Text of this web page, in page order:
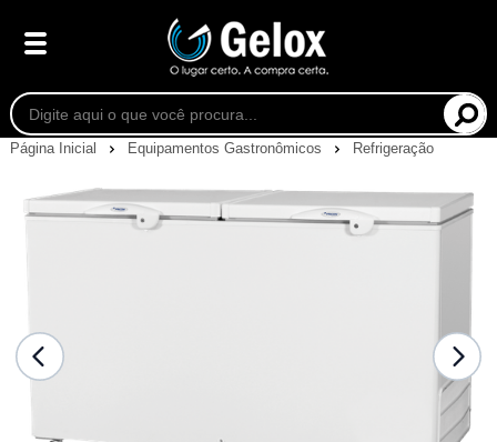
Página Inicial Equipamentos Gastronômicos Refrigeração